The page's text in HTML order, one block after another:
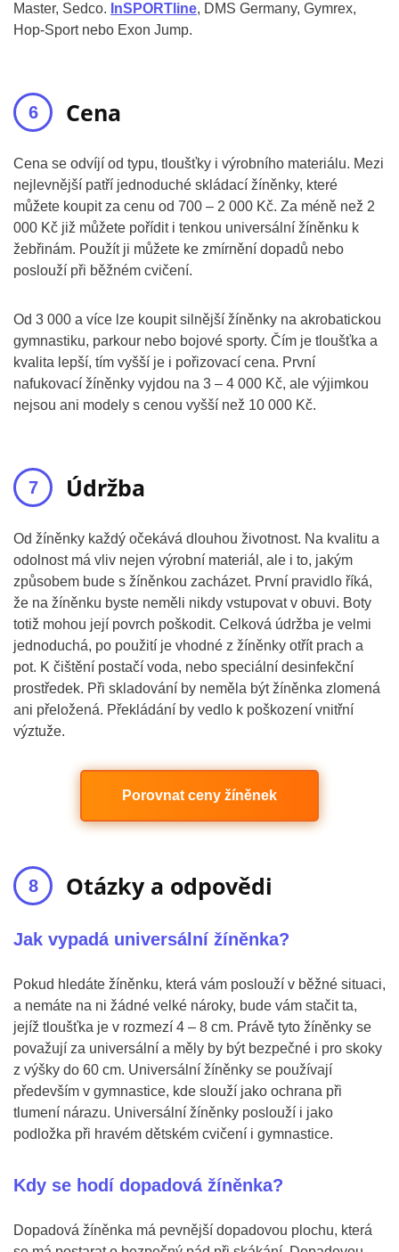
Master, Sedco. InSPORTline, DMS Germany, Gymrex,
Hop-Sport nebo Exon Jump.
Cena
Cena se odvíjí od typu, tloušťky i výrobního materiálu. Mezi
nejlevnější patří jednoduché skládací žíněnky, které
můžete koupit za cenu od 700 – 2 000 Kč. Za méně než 2
000 Kč již můžete pořídit i tenkou universální žíněnku k
žebřinám. Použít ji můžete ke zmírnění dopadů nebo
poslouží při běžném cvičení.
Od 3 000 a více lze koupit silnější žíněnky na akrobatickou
gymnastiku, parkour nebo bojové sporty. Čím je tloušťka a
kvalita lepší, tím vyšší je i pořizovací cena. První
nafukovací žíněnky vyjdou na 3 – 4 000 Kč, ale výjimkou
nejsou ani modely s cenou vyšší než 10 000 Kč.
Údržba
Od žíněnky každý očekává dlouhou životnost. Na kvalitu a
odolnost má vliv nejen výrobní materiál, ale i to, jakým
způsobem bude s žíněnkou zacházet. První pravidlo říká,
že na žíněnku byste neměli nikdy vstupovat v obuvi. Boty
totiž mohou její povrch poškodit. Celková údržba je velmi
jednoduchá, po použití je vhodné z žíněnky otřít prach a
pot. K čištění postačí voda, nebo speciální desinfekční
prostředek. Při skladování by neměla být žíněnka zlomená
ani přeložená. Překládání by vedlo k poškození vnitřní
výztuže.
Porovnat ceny žíněnek
Otázky a odpovědi
Jak vypadá universální žíněnka?
Pokud hledáte žíněnku, která vám poslouží v běžné situaci,
a nemáte na ni žádné velké nároky, bude vám stačit ta,
jejíž tloušťka je v rozmezí 4 – 8 cm. Právě tyto žíněnky se
považují za universální a měly by být bezpečné i pro skoky
z výšky do 60 cm. Universální žíněnky se používají
především v gymnastice, kde slouží jako ochrana při
tlumení nárazu. Universální žíněnky poslouží i jako
podložka při hravém dětském cvičení i gymnastice.
Kdy se hodí dopadová žíněnka?
Dopadová žíněnka má pevnější dopadovou plochu, která